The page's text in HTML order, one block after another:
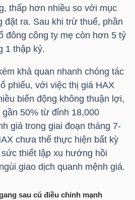
thấp hơn nhiều so với mục
đặt ra. Sau khi trừ thuế, phần
đông công ty mẹ còn hơn 5 tỷ
1 thập kỷ.
khả quan nhanh chóng tác
phiếu, với việc thị giá HAX
biến động không thuận lợi,
50% từ đỉnh 18,000
giá trong giai đoạn tháng 7-
chưa thể thực hiện bất kỳ
thiết lập xu hướng hồi
giao dịch quanh mệnh giá.
sau cú điều chỉnh mạnh